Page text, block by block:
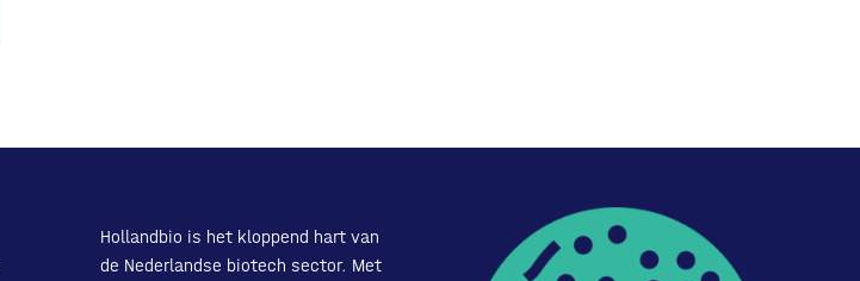
Hollandbio is het kloppend hart van
de Nederlandse biotech sector. Met